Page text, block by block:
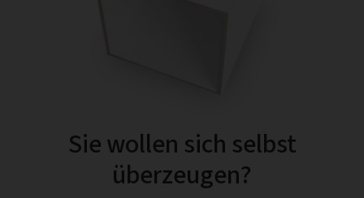
Sie wollen sich selbst
überzeugen?